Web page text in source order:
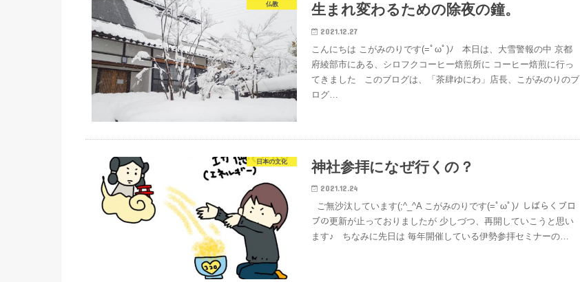
仏教 生まれ変わるための除夜の鐘。
2021.12.27
こんにちは こがみのりです(=ﾟωﾟ)ﾉ 本日は、大雪警報の中 京都
府綾部市にある、シロフクコーヒー焙煎所に コーヒー焙煎に行っ
てきました このブログは、「茶肆ゆにわ」店長、こがみのりのブ
ログ…
日本の文化 神社参拝になぜ行くの？
2021.12.24
ご無沙汰しています(;^_^A こがみのりです(=ﾟωﾟ)ﾉ しばらくブロ
ブの更新が止っておりましたが 少しづつ、再開していこうと思い
ます♪ ちなみに先日は 毎年開催している伊勢参拝セミナーの…